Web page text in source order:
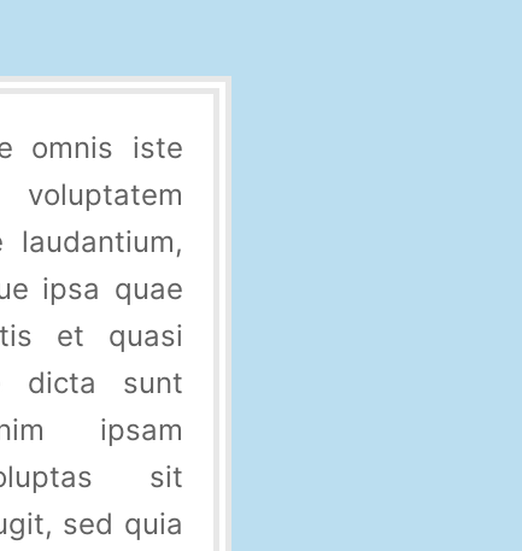
omnis iste
laudantium,
ipsa quae
et quasi
dicta sunt
ipsam
sit
sed quia